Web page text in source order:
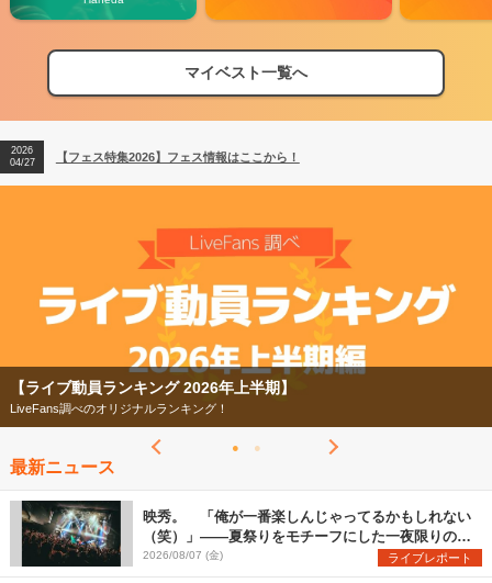
マイベスト一覧へ
【フェス特集2026】フェス情報はここから！
【ライブ動員ランキング】2026年上半期編発表！
2026
04/27
【フェス特集2026】フェス情報はここから！
2026
【ライブ動員ランキング 2026年上半期】
LiveFans調べのオリジナルランキング！
最新ニュース
映秀。 「俺が一番楽しんじゃってるかもしれない
（笑）」――夏祭りをモチーフにした一夜限りのス
ペシャルライブ『色祭』レポート
2026/08/07 (金) ライブレポート